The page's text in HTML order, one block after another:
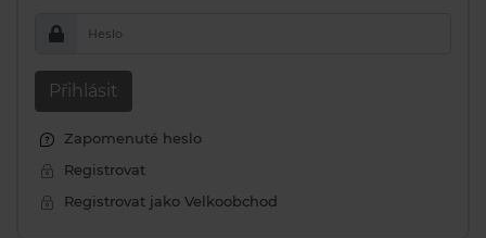
Heslo
Přihlásit
Zapomenuté heslo
Registrovat
Registrovat jako Velkoobchod